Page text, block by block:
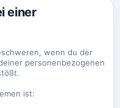
einer
wenn du der
personenbezogenen
ist: